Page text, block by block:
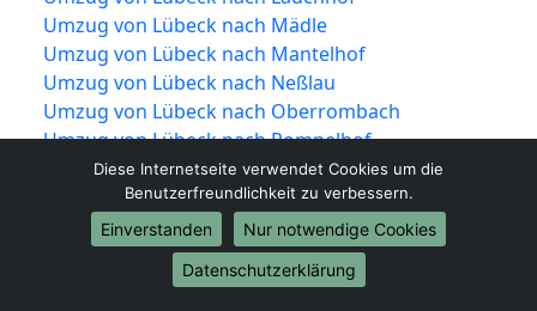
Umzug von Lübeck nach Mädle
Umzug von Lübeck nach Mantelhof
Umzug von Lübeck nach Neßlau
Umzug von Lübeck nach Oberrombach
Umzug von Lübeck nach Pompelhof
Umzug von Lübeck nach Rauental
Umzug von Lübeck nach Sandberg
Umzug von Lübeck nach Sauerbachhof
Umzug von Lübeck nach Schwalbenhof
Umzug von Lübeck nach Sofienhof
Diese Internetseite verwendet Cookies um die
Benutzerfreundlichkeit zu verbessern.
Einverstanden
Nur notwendige Cookies
Datenschutzerklärung